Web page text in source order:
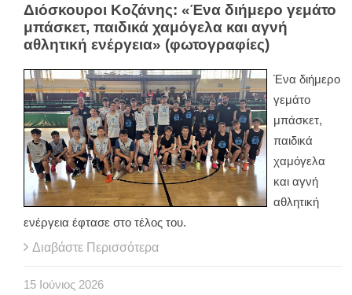
Διόσκουροι Κοζάνης: «Ένα διήμερο γεμάτο
μπάσκετ, παιδικά χαμόγελα και αγνή
αθλητική ενέργεια» (φωτογραφίες)
Ένα διήμερο
γεμάτο
μπάσκετ,
παιδικά
χαμόγελα
και αγνή
αθλητική
ενέργεια έφτασε στο τέλος του.
Διαβάστε Περισσότερα
15 Ιούνιος 2026